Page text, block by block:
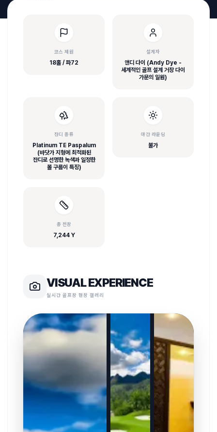
코스 제원
18홀 / 파72
설계자
앤디 다이 (Andy Dye -
세계적인 골프 설계 거장 다이
가문의 일원)
잔디 종류
Platinum TE Paspalum
(바닷가 지형에 최적화된
잔디로 선명한 녹색과 일정한
볼 구름이 특징)
야간 라운딩
불가
총 전장
7,244 Y
VISUAL EXPERIENCE
실시간 골프장 현장 갤러리